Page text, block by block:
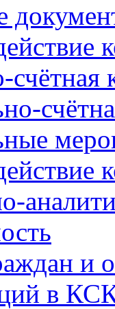
счётная
и
в